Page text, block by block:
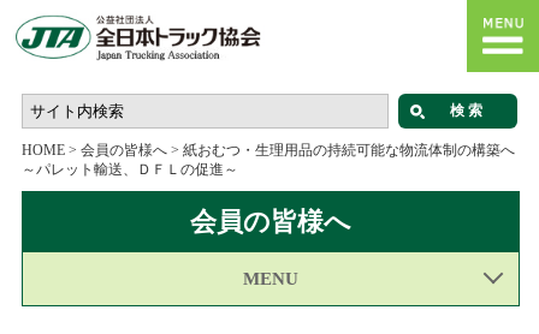
HOME> 会員の皆様へ> 紙おむつ・生理用品の持続可能な物流体制の構築へ
～パレット輸送、ＤＦＬの促進～
会員の皆様へ
MENU